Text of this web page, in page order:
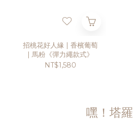
招桃花好人緣 | 香檳葡萄
| 馬粉《彈力繩款式》
NT$1,580
嘿！塔羅